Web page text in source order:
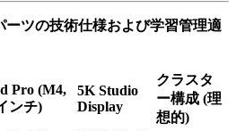
ーツの技術仕様および学習管理適
Pro (M4,
ンチ)
5K Studio
Display
クラスタ
ー構成 (理
想的)